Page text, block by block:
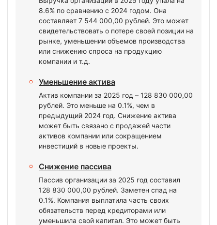
8.6% по сравнению с 2024 годом. Она
составляет 7 544 000,00 рублей. Это может
свидетельствовать о потере своей позиции на
рынке, уменьшении объемов производства
или снижению спроса на продукцию
компании и т.д.
Уменьшение актива
Актив компании за 2025 год – 128 830 000,00
рублей. Это меньше на 0.1%, чем в
предыдущий 2024 год. Снижение актива
может быть связано с продажей части
активов компании или сокращением
инвестиций в новые проекты.
Снижение пассива
Пассив организации за 2025 год составил
128 830 000,00 рублей. Заметен спад на
0.1%. Компания выплатила часть своих
обязательств перед кредиторами или
уменьшила свой капитал. Это может быть